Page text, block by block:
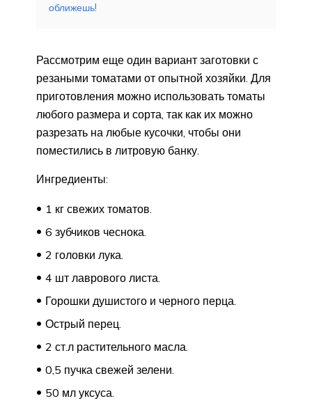
оближешь!
Рассмотрим еще один вариант заготовки с
резаными томатами от опытной хозяйки. Для
приготовления можно использовать томаты
любого размера и сорта, так как их можно
разрезать на любые кусочки, чтобы они
поместились в литровую банку.
Ингредиенты:
1 кг свежих томатов.
6 зубчиков чеснока.
2 головки лука.
4 шт лаврового листа.
Горошки душистого и черного перца.
Острый перец.
2 ст.л растительного масла.
0,5 пучка свежей зелени.
50 мл уксуса.